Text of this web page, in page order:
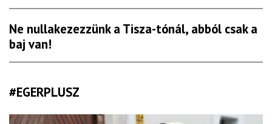
Ne nullakezezzünk a Tisza-tónál, abból csak a
baj van!
#EGERPLUSZ